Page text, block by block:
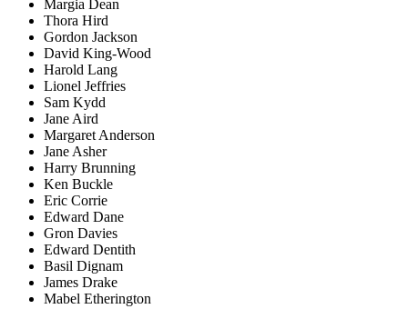
Margia Dean
Thora Hird
Gordon Jackson
David King-Wood
Harold Lang
Lionel Jeffries
Sam Kydd
Jane Aird
Margaret Anderson
Jane Asher
Harry Brunning
Ken Buckle
Eric Corrie
Edward Dane
Gron Davies
Edward Dentith
Basil Dignam
James Drake
Mabel Etherington